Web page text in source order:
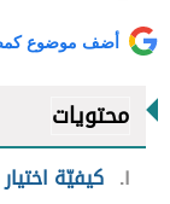
أضف موضوع
محتويات
١ كيفيّة